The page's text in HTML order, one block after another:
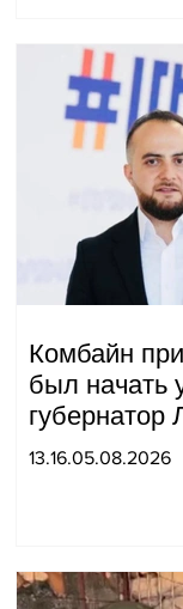
Комбайн
был начать
губернатор
13.16.05.08.2026